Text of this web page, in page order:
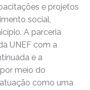
e projetos
social,
A parceria
UNEF com a
e a
meio do
como uma